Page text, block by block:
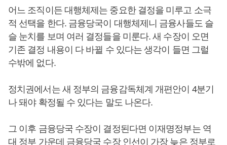
어느 조직이든 대행체제는 중요한 결정을 미루고 소극
적 선택을 한다. 금융당국이 대행체제니 금융사들도 슬
슬 눈치를 보며 여러 결정들을 미룬다. 새 수장이 오면
기존 결정 내용이 다 바뀔 수 있다는 생각이 들면 그럴
수밖에 없다.
정치권에서는 새 정부의 금융감독체계 개편안이 4분기
나 돼야 확정될 수 있다는 말도 나온다.
그 이후 금융당국 수장이 결정된다면 이재명정부는 역
대 정부 가운데 금융당국 수장 인선이 가장 늦은 정부로